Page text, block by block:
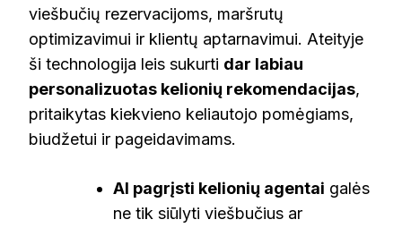
viešbučių rezervacijoms, maršrutų
optimizavimui ir klientų aptarnavimui. Ateityje
ši technologija leis sukurti dar labiau
personalizuotas kelionių rekomendacijas,
pritaikytas kiekvieno keliautojo pomėgiams,
biudžetui ir pageidavimams.
AI pagrįsti kelionių agentai galės
ne tik siūlyti viešbučius ar